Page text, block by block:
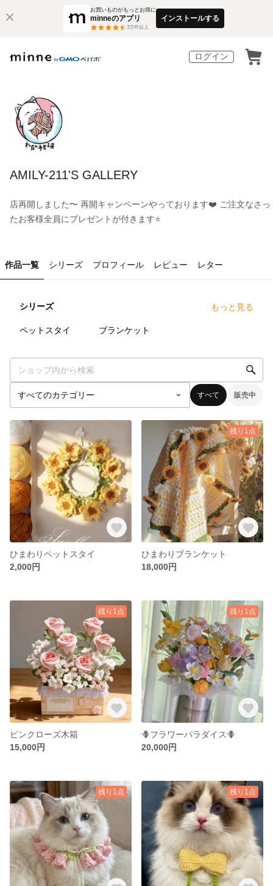
お買いものがもっとお得に
minneのアプリ
3万件以上
インストールする
ログイン
AMILY-211'S GALLERY
店再開しました〜 再開キャンペーンやっております❤️ ご注文なさっ
たお客様全員にプレゼントが付きます⭐️
作品一覧 シリーズ プロフィール レビュー レター
シリーズ もっと見る
ペットスタイ ブランケット
すべて 販売中
ひまわりペットスタイ
2,000円
残り1点
ひまわりブランケット
18,000円
残り1点
ピンクローズ木箱
15,000円
残り1点
🪻フラワーパラダイス🪻
20,000円
残り1点 残り1点